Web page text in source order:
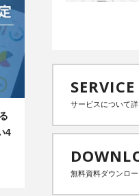
4
SERVICE
サービスについて
無料資料ダウンロ